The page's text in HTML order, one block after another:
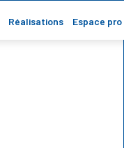
Réalisations Espace pro